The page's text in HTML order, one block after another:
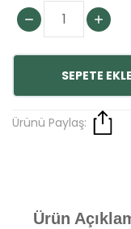
SEPETE EKLE
Ürünü Paylaş:
Ürün